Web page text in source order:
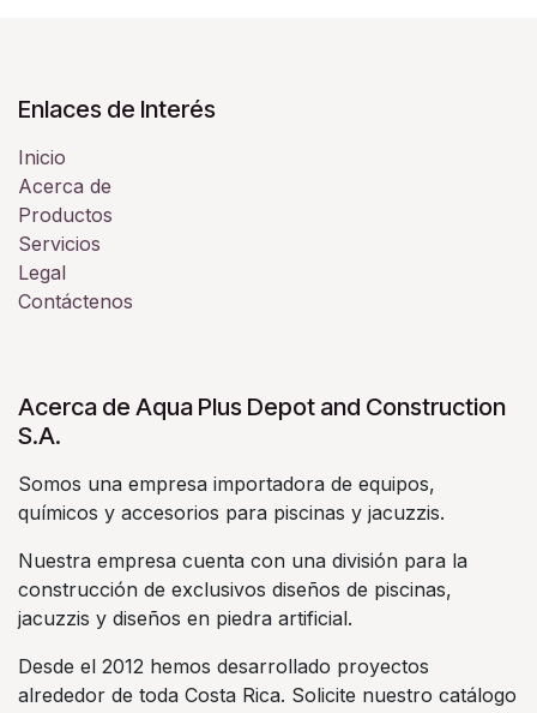
Enlaces de Interés
Inicio
Acerca de
Productos
Servicios
Legal
Contáctenos
Acerca de Aqua Plus Depot and Construction
S.A.
Somos una empresa importadora de equipos,
químicos y accesorios para piscinas y jacuzzis.
Nuestra empresa cuenta con una división para la
construcción de exclusivos diseños de piscinas,
jacuzzis y diseños en piedra artificial.
Desde el 2012 hemos desarrollado proyectos
alrededor de toda Costa Rica. Solicite nuestro catálogo